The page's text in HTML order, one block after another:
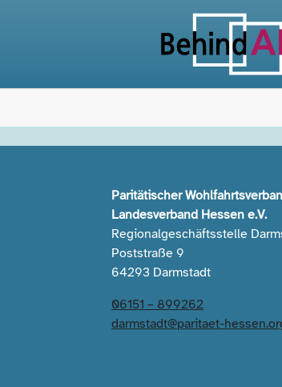
Paritätischer
Landesverband Hessen e.V.
Regionalgeschäftsstelle
Poststraße 9
64293 Darmstadt
06151 – 899262
darmstadt@paritaet-